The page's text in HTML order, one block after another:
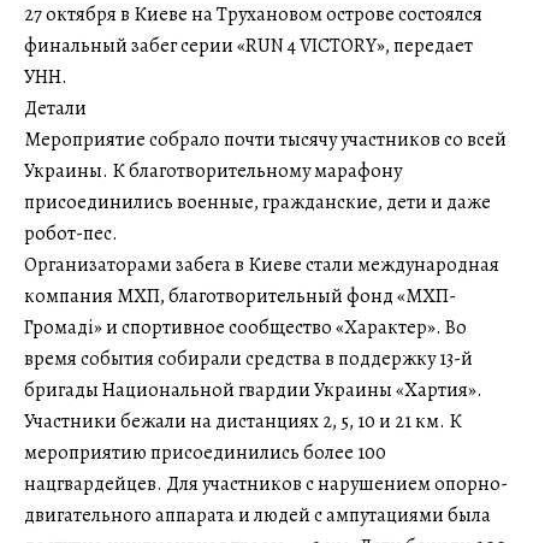
27 октября в Киеве на Трухановом острове состоялся
финальный забег серии «RUN 4 VICTORY», передает
УНН.
Детали
Мероприятие собрало почти тысячу участников со всей
Украины. К благотворительному марафону
присоединились военные, гражданские, дети и даже
робот-пес.
Организаторами забега в Киеве стали международная
компания МХП, благотворительный фонд «МХП-
Громаді» и спортивное сообщество «Характер». Во
время события собирали средства в поддержку 13-й
бригады Национальной гвардии Украины «Хартия».
Участники бежали на дистанциях 2, 5, 10 и 21 км. К
мероприятию присоединились более 100
нацгвардейцев. Для участников с нарушением опорно-
двигательного аппарата и людей с ампутациями была